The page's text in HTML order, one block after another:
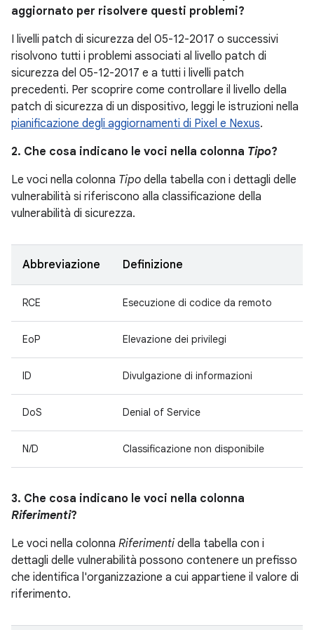
aggiornato per risolvere questi problemi?
I livelli patch di sicurezza del 05-12-2017 o successivi
risolvono tutti i problemi associati al livello patch di
sicurezza del 05-12-2017 e a tutti i livelli patch
precedenti. Per scoprire come controllare il livello della
patch di sicurezza di un dispositivo, leggi le istruzioni nella
pianificazione degli aggiornamenti di Pixel e Nexus.
2. Che cosa indicano le voci nella colonna Tipo?
Le voci nella colonna Tipo della tabella con i dettagli delle
vulnerabilità si riferiscono alla classificazione della
vulnerabilità di sicurezza.
Abbreviazione Definizione
RCE Esecuzione di codice da remoto
EoP Elevazione dei privilegi
ID Divulgazione di informazioni
DoS Denial of Service
N/D Classificazione non disponibile
3. Che cosa indicano le voci nella colonna
Riferimenti?
Le voci nella colonna Riferimenti della tabella con i
dettagli delle vulnerabilità possono contenere un prefisso
che identifica l'organizzazione a cui appartiene il valore di
riferimento.